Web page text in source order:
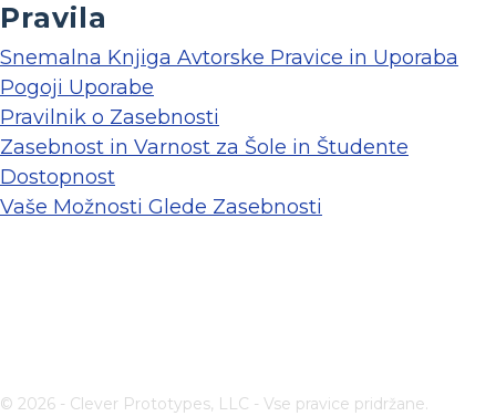
Pravila
Snemalna Knjiga Avtorske Pravice in Uporaba
Pogoji Uporabe
Pravilnik o Zasebnosti
Zasebnost in Varnost za Šole in Študente
Dostopnost
Vaše Možnosti Glede Zasebnosti
© 2026 - Clever Prototypes, LLC - Vse pravice pridržane.